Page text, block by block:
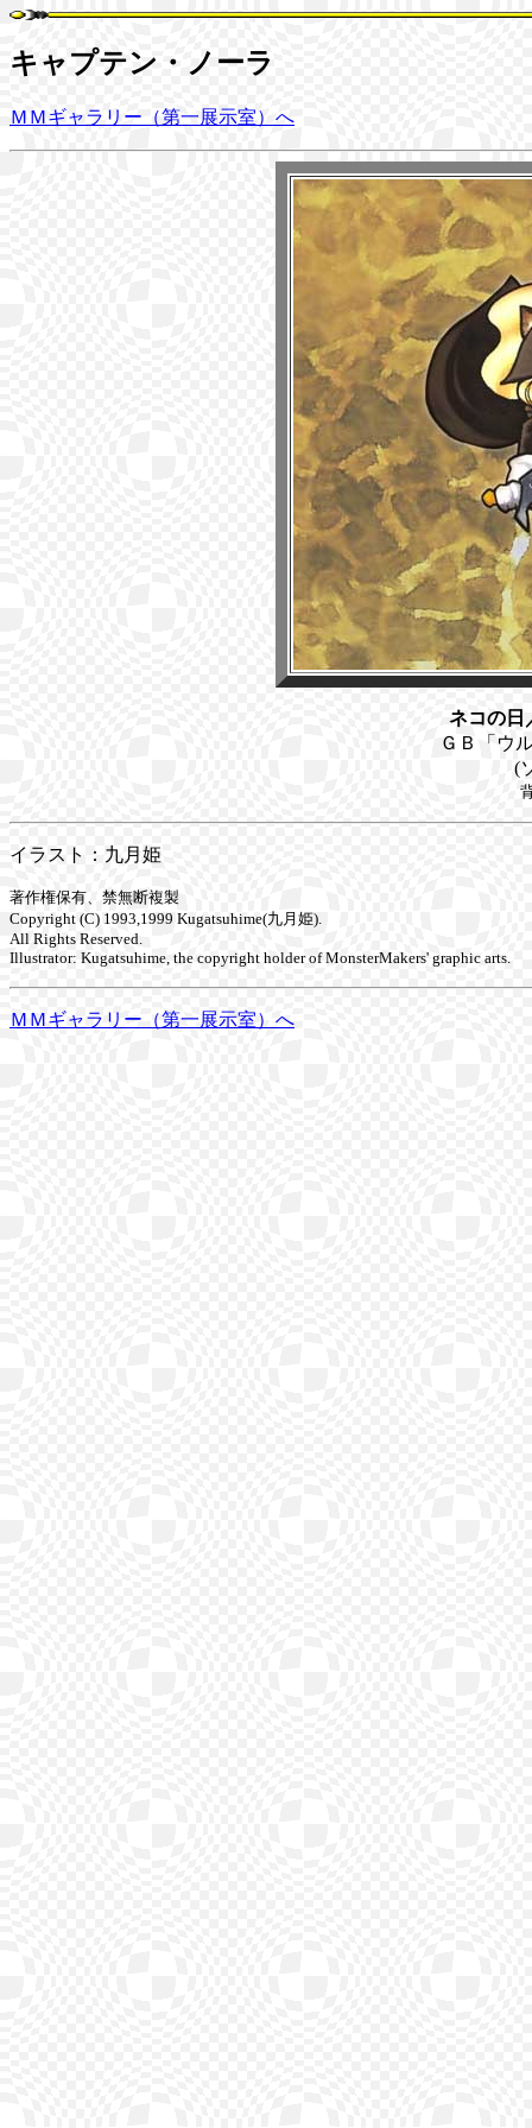
キャプテン・ノーラ
ＭＭギャラリー（第一展示室）へ
ネコの日
ＧＢ「ウ
(
イラスト：九月姫
著作権保有、禁無断複製
Copyright (C) 1993,1999 Kugatsuhime(九月姫).
All Rights Reserved.
Illustrator: Kugatsuhime, the copyright holder of MonsterMakers' graphic arts.
ＭＭギャラリー（第一展示室）へ